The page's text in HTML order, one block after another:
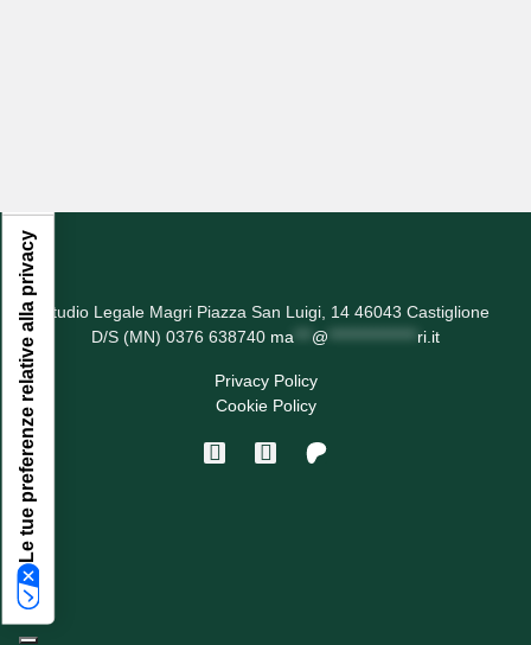
Studio Legale Magri Piazza San Luigi, 14 46043 Castiglione
D/S (MN) 0376 638740 ma @ ri.it
Privacy Policy
Cookie Policy
Le tue preferenze relative alla privacy